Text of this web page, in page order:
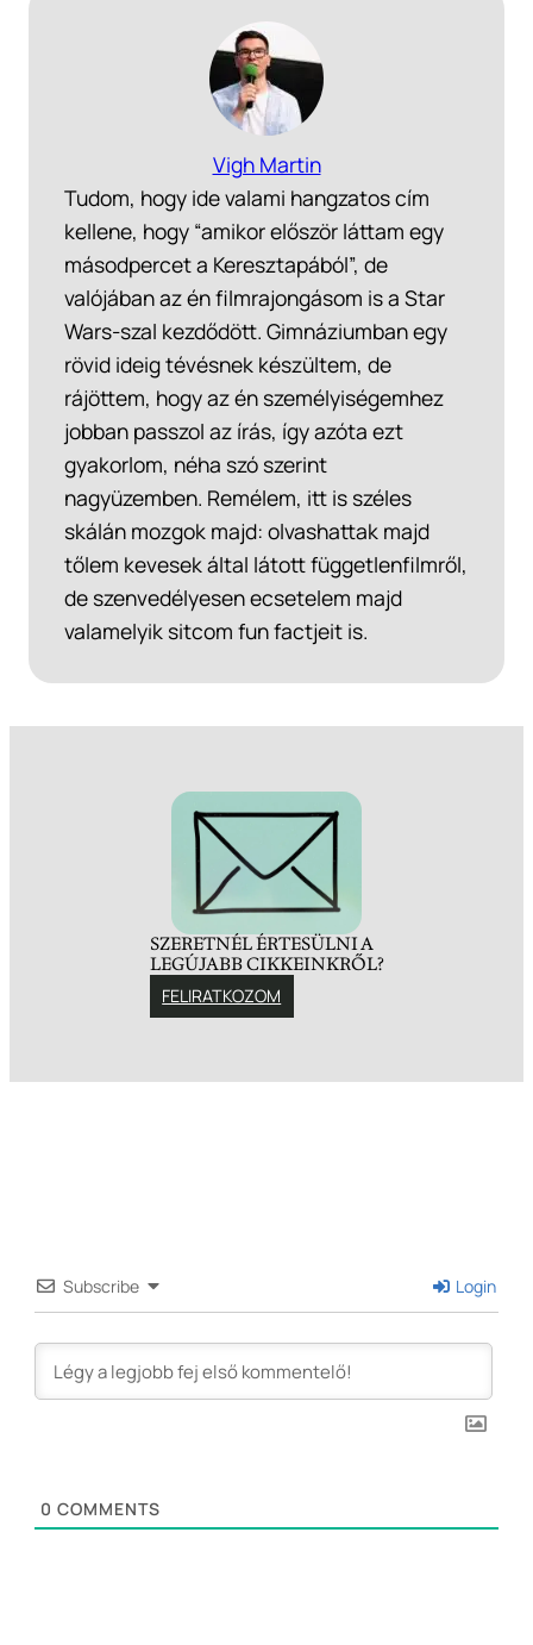
Vigh Martin
Tudom, hogy ide valami hangzatos cím
kellene, hogy “amikor először láttam egy
másodpercet a Keresztapából”, de
valójában az én filmrajongásom is a Star
Wars-szal kezdődött. Gimnáziumban egy
rövid ideig tévésnek készültem, de
rájöttem, hogy az én személyiségemhez
jobban passzol az írás, így azóta ezt
gyakorlom, néha szó szerint
nagyüzemben. Remélem, itt is széles
skálán mozgok majd: olvashattak majd
tőlem kevesek által látott függetlenfilmről,
de szenvedélyesen ecsetelem majd
valamelyik sitcom fun factjeit is.
SZERETNÉL ÉRTESÜLNI A
LEGÚJABB CIKKEINKRŐL?
FELIRATKOZOM
Subscribe Login
0 COMMENTS